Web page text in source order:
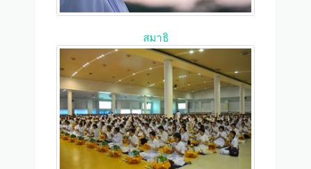
สมาธิ